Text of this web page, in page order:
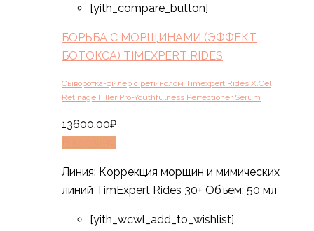
[yith_compare_button]
БОРЬБА С МОРЩИНАМИ (ЭФФЕКТ
БОТОКСА) TIMEXPERT RIDES
Сыворотка-филер с ретинолом Timexpert Rides X.Cel
Retinage Filler Pro-Youthfulness Perfectioner Serum
13600,00₽
Линия: Коррекция морщин и мимических
линий TimExpert Rides 30+ Объем: 50 мл
[yith_wcwl_add_to_wishlist]